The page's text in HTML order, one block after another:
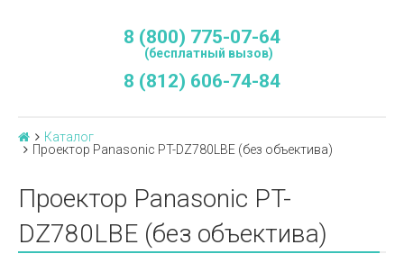
8 (800) 775-07-64
(бесплатный вызов)
8 (812) 606-74-84
Каталог
Проектор Panasonic PT-DZ780LBE (без объектива)
Проектор Panasonic PT-
DZ780LBE (без объектива)